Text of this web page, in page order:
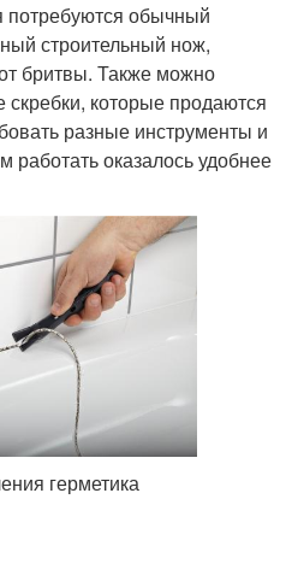
потребуются обычный
строительный нож,
бритвы. Также можно
скребки, которые продаются
разные инструменты и
работать оказалось удобнее
герметика